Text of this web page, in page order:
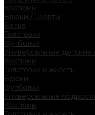
Костюмы
Брюки / Шорты
Белье
Толстовки
Футболки
Универсальные детские
Костюмы
Толстовки и жилеты
Брюки
Футболки
Универсальные
Костюмы